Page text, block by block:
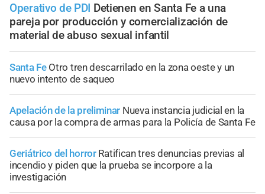
Operativo de PDI Detienen en Santa Fe a una
pareja por producción y comercialización de
material de abuso sexual infantil
Santa Fe Otro tren descarrilado en la zona oeste y un
nuevo intento de saqueo
Apelación de la preliminar Nueva instancia judicial en la
causa por la compra de armas para la Policía de Santa Fe
Geriátrico del horror Ratifican tres denuncias previas al
incendio y piden que la prueba se incorpore a la
investigación